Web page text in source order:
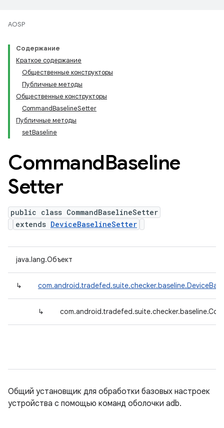
AOSP
Содержание
Краткое содержание
Общественные конструкторы
Публичные методы
Общественные конструкторы
CommandBaselineSetter
Публичные методы
setBaseline
CommandBaseline
Setter
public class CommandBaselineSetter
extends DeviceBaselineSetter
java.lang.Объект
↳
↳
Общий установщик для обработки базовых настроек
устройства с помощью команд оболочки adb.